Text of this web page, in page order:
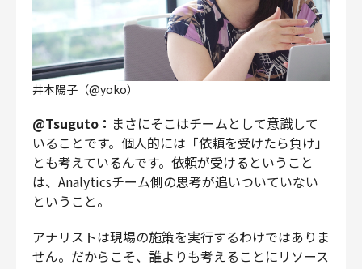
井本陽子（@yoko）
@Tsuguto： まさにそこはチームとして意識して
いることです。個人的には「依頼を受けたら負け」
とも考えているんです。依頼が受けるということ
は、Analyticsチーム側の思考が追いついていない
ということ。
アナリストは現場の施策を実行するわけではありま
せん。だからこそ、誰よりも考えることにリソース